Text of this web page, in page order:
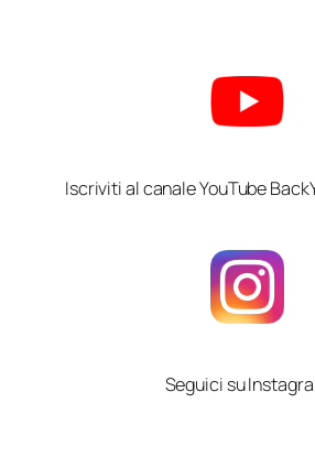
Iscriviti al canale YouTube
Seguici su